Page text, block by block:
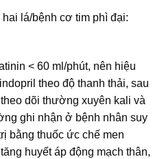
lá/bệnh cơ tim phì đại:
< 60 ml/phút, nên hiệu
theo độ thanh thải, sau
dõi thường xuyên kali và
ghi nhận ở bệnh nhân suy
bằng thuốc ức chế men
huyết áp động mạch thân,